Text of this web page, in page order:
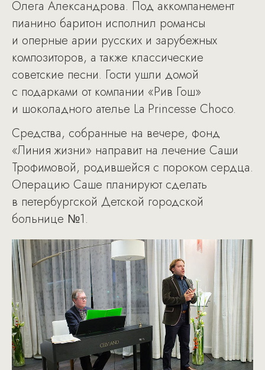
Олега Александрова. Под аккомпанемент
пианино баритон исполнил романсы
и оперные арии русских и зарубежных
композиторов, а также классические
советские песни. Гости ушли домой
с подарками от компании «Рив Гош»
и шоколадного ателье La Princesse Choco.
Средства, собранные на вечере, фонд
«Линия жизни» направит на лечение Саши
Трофимовой, родившейся с пороком сердца.
Операцию Саше планируют сделать
в петербургской Детской городской
больнице №1.